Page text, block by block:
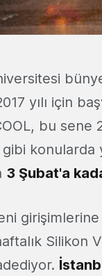
yılı için
bu sene
konularda
3 Şubat'a
Silikon